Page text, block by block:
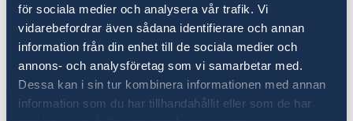
för sociala medier och analysera vår trafik. Vi
vidarebefordrar även sådana identifierare och annan
information från din enhet till de sociala medier och
annons- och analysföretag som vi samarbetar med.
Dessa kan i sin tur kombinera informationen med annan
information som du har tillhandahållit eller som de har
Government’s priorities in 2025
Statement of Foreign Policy
31 May 2024